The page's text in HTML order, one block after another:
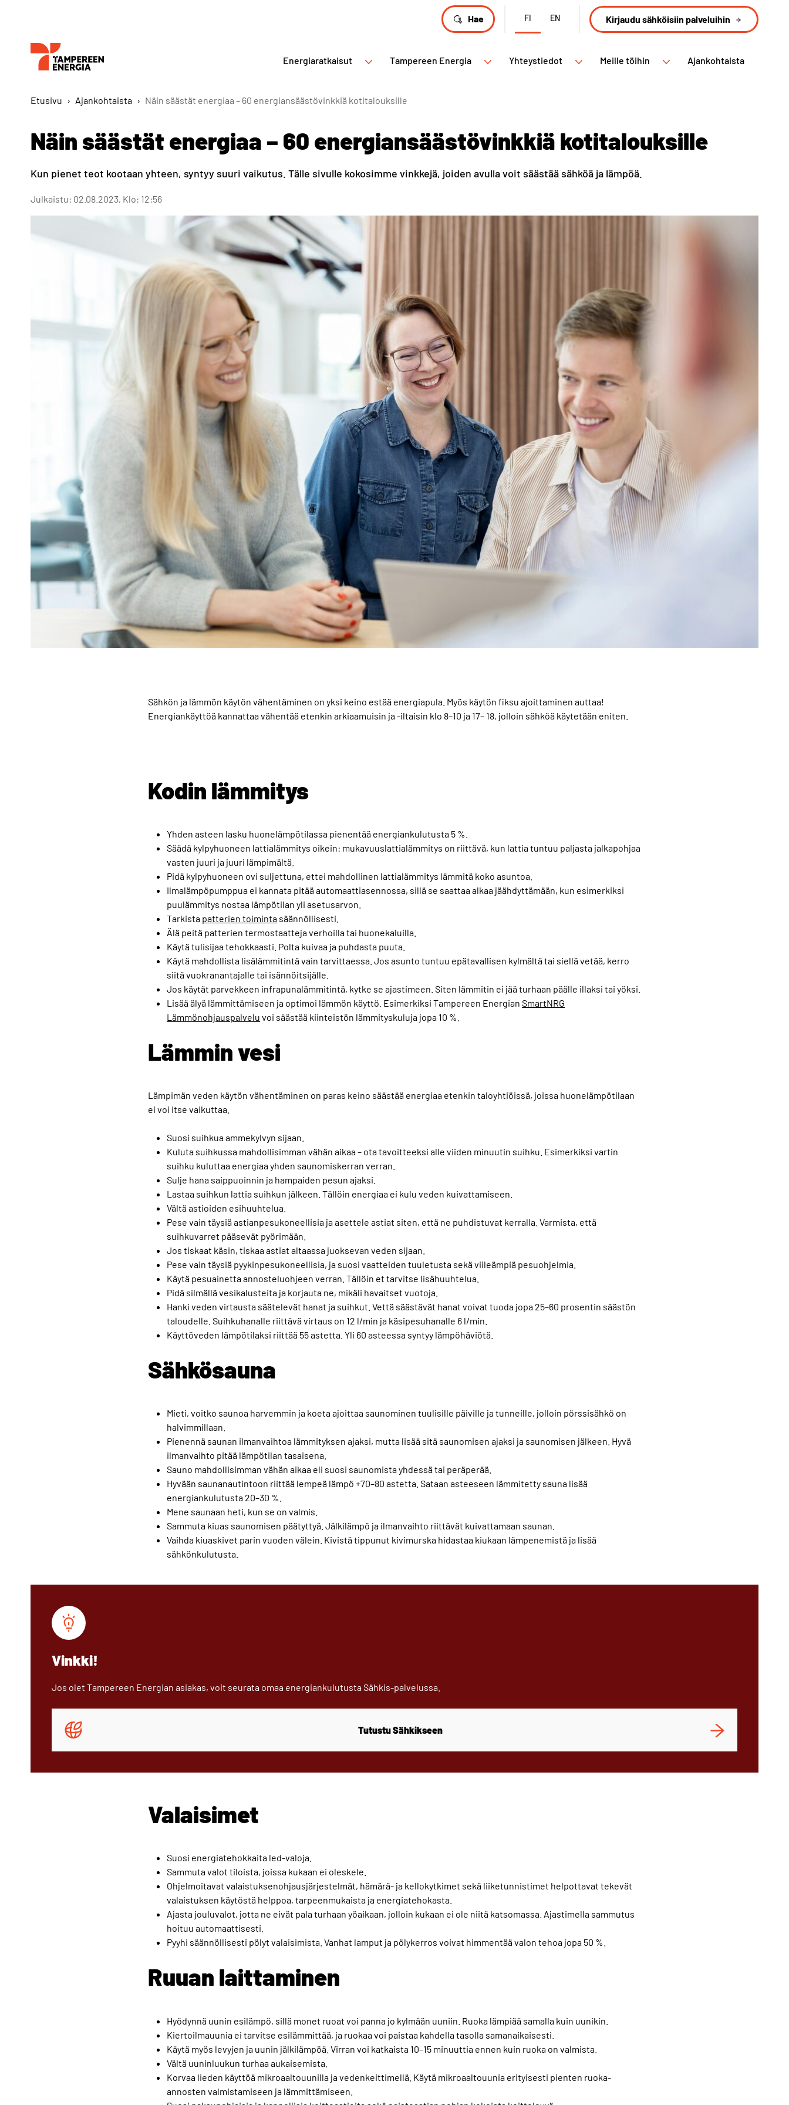
Hae FI EN Kirjaudu sähköisiin palveluihin
Energiaratkaisut Tampereen Energia Yhteystiedot Meille töihin Ajankohtaista
Etusivu › Ajankohtaista › Näin säästät energiaa – 60 energiansäästövinkkiä kotitalouksille
Näin säästät energiaa – 60 energiansäästövinkkiä kotitalouksille
Kun pienet teot kootaan yhteen, syntyy suuri vaikutus. Tälle sivulle kokosimme vinkkejä, joiden avulla voit säästää sähköä ja lämpöä.
Julkaistu: 02.08.2023, Klo: 12:56
Sähkön ja lämmön käytön vähentäminen on yksi keino estää energiapula. Myös käytön fiksu ajoittaminen auttaa!
Energiankäyttöä kannattaa vähentää etenkin arkiaamuisin ja -iltaisin klo 8–10 ja 17– 18, jolloin sähköä käytetään eniten.
Kodin lämmitys
Yhden asteen lasku huonelämpötilassa pienentää energiankulutusta 5 %.
Säädä kylpyhuoneen lattialämmitys oikein: mukavuuslattialämmitys on riittävä, kun lattia tuntuu paljasta jalkapohjaa
vasten juuri ja juuri lämpimältä.
Pidä kylpyhuoneen ovi suljettuna, ettei mahdollinen lattialämmitys lämmitä koko asuntoa.
Ilmalämpöpumppua ei kannata pitää automaattiasennossa, sillä se saattaa alkaa jäähdyttämään, kun esimerkiksi
puulämmitys nostaa lämpötilan yli asetusarvon.
Tarkista patterien toiminta säännöllisesti.
Älä peitä patterien termostaatteja verhoilla tai huonekaluilla.
Käytä tulisijaa tehokkaasti. Polta kuivaa ja puhdasta puuta.
Käytä mahdollista lisälämmitintä vain tarvittaessa. Jos asunto tuntuu epätavallisen kylmältä tai siellä vetää, kerro
siitä vuokranantajalle tai isännöitsijälle.
Jos käytät parvekkeen infrapunalämmitintä, kytke se ajastimeen. Siten lämmitin ei jää turhaan päälle illaksi tai yöksi.
Lisää älyä lämmittämiseen ja optimoi lämmön käyttö. Esimerkiksi Tampereen Energian SmartNRG
Lämmönohjauspalvelu voi säästää kiinteistön lämmityskuluja jopa 10 %.
Lämmin vesi
Lämpimän veden käytön vähentäminen on paras keino säästää energiaa etenkin taloyhtiöissä, joissa huonelämpötilaan
ei voi itse vaikuttaa.
Suosi suihkua ammekylvyn sijaan.
Kuluta suihkussa mahdollisimman vähän aikaa – ota tavoitteeksi alle viiden minuutin suihku. Esimerkiksi vartin
suihku kuluttaa energiaa yhden saunomiskerran verran.
Sulje hana saippuoinnin ja hampaiden pesun ajaksi.
Lastaa suihkun lattia suihkun jälkeen. Tällöin energiaa ei kulu veden kuivattamiseen.
Vältä astioiden esihuuhtelua.
Pese vain täysiä astianpesukoneellisia ja asettele astiat siten, että ne puhdistuvat kerralla. Varmista, että
suihkuvarret pääsevät pyörimään.
Jos tiskaat käsin, tiskaa astiat altaassa juoksevan veden sijaan.
Pese vain täysiä pyykinpesukoneellisia, ja suosi vaatteiden tuuletusta sekä viileämpiä pesuohjelmia.
Käytä pesuainetta annosteluohjeen verran. Tällöin et tarvitse lisähuuhtelua.
Pidä silmällä vesikalusteita ja korjauta ne, mikäli havaitset vuotoja.
Hanki veden virtausta säätelevät hanat ja suihkut. Vettä säästävät hanat voivat tuoda jopa 25–60 prosentin säästön
taloudelle. Suihkuhanalle riittävä virtaus on 12 l/min ja käsipesuhanalle 6 l/min.
Käyttöveden lämpötilaksi riittää 55 astetta. Yli 60 asteessa syntyy lämpöhäviötä.
Sähkösauna
Mieti, voitko saunoa harvemmin ja koeta ajoittaa saunominen tuulisille päiville ja tunneille, jolloin pörssisähkö on
halvimmillaan.
Pienennä saunan ilmanvaihtoa lämmityksen ajaksi, mutta lisää sitä saunomisen ajaksi ja saunomisen jälkeen. Hyvä
ilmanvaihto pitää lämpötilan tasaisena.
Sauno mahdollisimman vähän aikaa eli suosi saunomista yhdessä tai peräperää.
Hyvään saunanautintoon riittää lempeä lämpö +70–80 astetta. Sataan asteeseen lämmitetty sauna lisää
energiankulutusta 20–30 %.
Mene saunaan heti, kun se on valmis.
Sammuta kiuas saunomisen päätyttyä. Jälkilämpö ja ilmanvaihto riittävät kuivattamaan saunan.
Vaihda kiuaskivet parin vuoden välein. Kivistä tippunut kivimurska hidastaa kiukaan lämpenemistä ja lisää
sähkönkulutusta.
Vinkki!
Jos olet Tampereen Energian asiakas, voit seurata omaa energiankulutusta Sähkis-palvelussa.
Tutustu Sähkikseen
Valaisimet
Suosi energiatehokkaita led-valoja.
Sammuta valot tiloista, joissa kukaan ei oleskele.
Ohjelmoitavat valaistuksenohjausjärjestelmät, hämärä- ja kellokytkimet sekä liiketunnistimet helpottavat tekevät
valaistuksen käytöstä helppoa, tarpeenmukaista ja energiatehokasta.
Ajasta jouluvalot, jotta ne eivät pala turhaan yöaikaan, jolloin kukaan ei ole niitä katsomassa. Ajastimella sammutus
hoituu automaattisesti.
Pyyhi säännöllisesti pölyt valaisimista. Vanhat lamput ja pölykerros voivat himmentää valon tehoa jopa 50 %.
Ruuan laittaminen
Hyödynnä uunin esilämpö, sillä monet ruoat voi panna jo kylmään uuniin. Ruoka lämpiää samalla kuin uunikin.
Kiertoilmauunia ei tarvitse esilämmittää, ja ruokaa voi paistaa kahdella tasolla samanaikaisesti.
Käytä myös levyjen ja uunin jälkilämpöä. Virran voi katkaista 10–15 minuuttia ennen kuin ruoka on valmista.
Vältä uuninluukun turhaa aukaisemista.
Korvaa lieden käyttöä mikroaaltouunilla ja vedenkeittimellä. Käytä mikroaaltouunia erityisesti pienten ruoka-
annosten valmistamiseen ja lämmittämiseen.